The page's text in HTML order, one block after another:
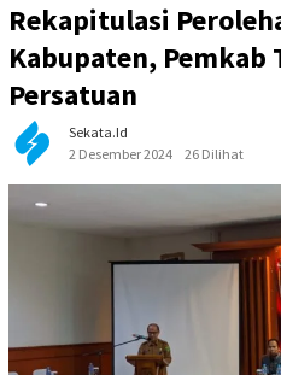
Rekapitulasi
Kabupaten, Pemkab
Persatuan
Sekata.id
2 Desember 2024
26 Dilihat